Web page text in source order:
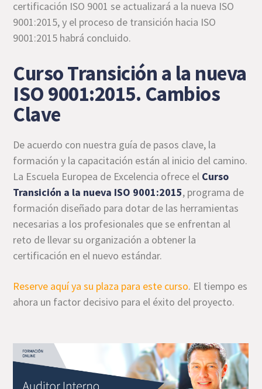
certificación ISO 9001 se actualizará a la nueva ISO
9001:2015, y el proceso de transición hacia ISO
9001:2015 habrá concluido.
Curso Transición a la nueva
ISO 9001:2015. Cambios
Clave
De acuerdo con nuestra guía de pasos clave, la
formación y la capacitación están al inicio del camino.
La Escuela Europea de Excelencia ofrece el Curso
Transición a la nueva ISO 9001:2015, programa de
formación diseñado para dotar de las herramientas
necesarias a los profesionales que se enfrentan al
reto de llevar su organización a obtener la
certificación en el nuevo estándar.
Reserve aquí ya su plaza para este curso. El tiempo es
ahora un factor decisivo para el éxito del proyecto.